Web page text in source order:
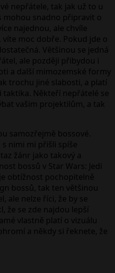
nepřátele, tak jak už to u
mohou snadno připravit o
najednou, ale chvíle
moc dobře. Pokud jde o
Většinou se jedná
ale později přibydou i
a další mimozemské formy
trochu jiné slabosti, a platí
Někteří nepřátelé se
vašim projektilům, a tak
samozřejmě bossové.
nimi mi přišli spíše
žánr jako takový a
bossů v Star Wars: Jedi
obtížnost pochopitelně
bossů, tak ten většinou
ale nelze říci, že by se
že se zde najdou lepší
vlastně platí o vizuálu
a někdy si řeknete, že